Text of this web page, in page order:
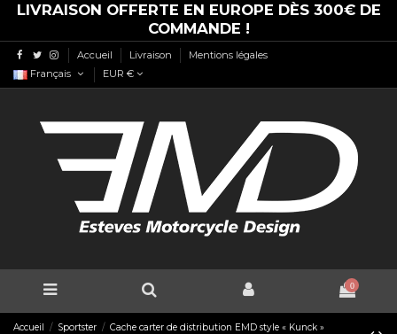
LIVRAISON OFFERTE EN EUROPE DÈS 300€ DE
COMMANDE !
Accueil Livraison
Mentions légales
Français
EUR €
0
Accueil Sportster
Cache carter de distribution EMD style « Kunck »